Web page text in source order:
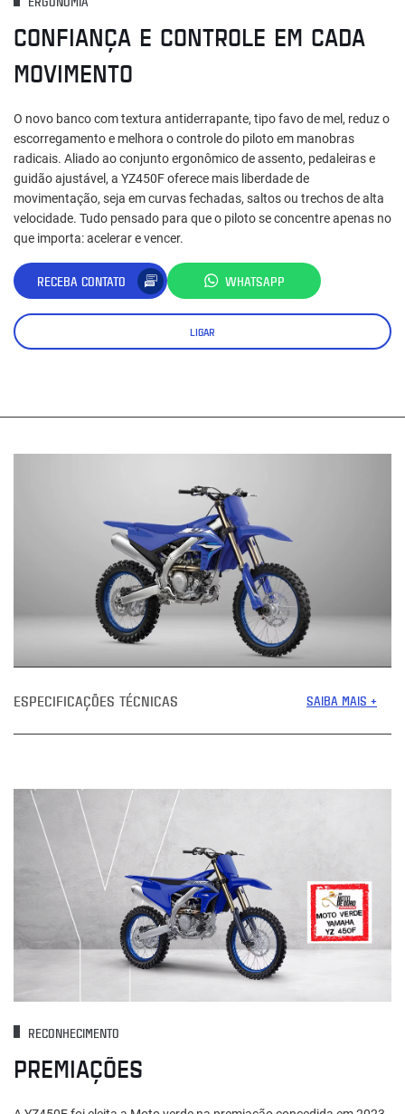
CONFIANÇA E CONTROLE EM CADA
MOVIMENTO
O novo banco com textura antiderrapante, tipo favo de mel, reduz o
escorregamento e melhora o controle do piloto em manobras
radicais. Aliado ao conjunto ergonômico de assento, pedaleiras e
guidão ajustável, a YZ450F oferece mais liberdade de
movimentação, seja em curvas fechadas, saltos ou trechos de alta
velocidade. Tudo pensado para que o piloto se concentre apenas no
que importa: acelerar e vencer.
RECEBA CONTATO WHATSAPP
LIGAR
ESPECIFICAÇÕES TÉCNICAS SAIBA MAIS +
RECONHECIMENTO
PREMIAÇÕES